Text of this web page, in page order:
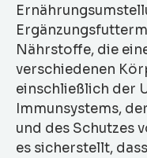
Nährstoffe, die
verschiedenen
einschließlich der
Immunsystems,
und des Schutzes
es sicherstellt,